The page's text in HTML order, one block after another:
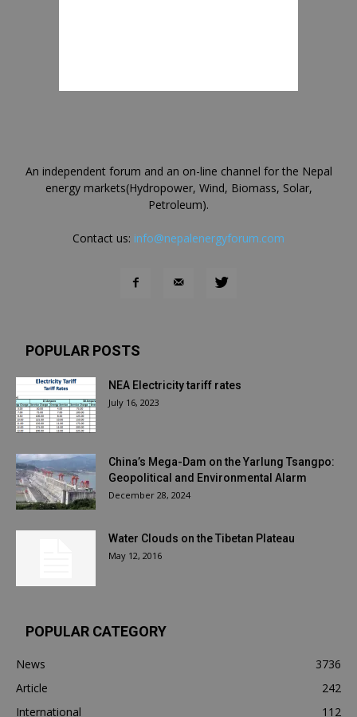
An independent forum and an on-line channel for the Nepal
energy markets(Hydropower, Wind, Biomass, Solar,
Petroleum).
Contact us: info@nepalenergyforum.com
POPULAR POSTS
NEA Electricity tariff rates
July 16, 2023
China’s Mega-Dam on the Yarlung Tsangpo:
Geopolitical and Environmental Alarm
December 28, 2024
Water Clouds on the Tibetan Plateau
May 12, 2016
POPULAR CATEGORY
News
3736
Article
242
International
112